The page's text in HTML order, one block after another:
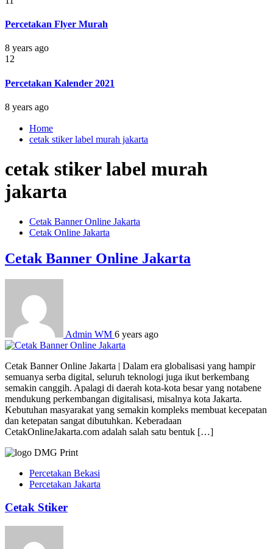
Percetakan Flyer Murah
8 years ago
12
Percetakan Kalender 2021
8 years ago
Home
cetak stiker label murah jakarta
cetak stiker label murah
jakarta
Cetak Banner Online Jakarta
Cetak Online Jakarta
Cetak Banner Online Jakarta
Admin WM 6 years ago
Cetak Banner Online Jakarta | Dalam era globalisasi yang hampir
semuanya serba digital, seluruh teknologi juga ikut berkembang
semakin canggih. Apalagi di daerah kota-kota besar yang notabene
mendukung perkembangan digitalisasi, misalnya kota Jakarta.
Kebutuhan masyarakat yang semakin kompleks membuat kecepatan
dan ketepatan sangat dibutuhkan. Keberadaan
CetakOnlineJakarta.com adalah salah satu bentuk […]
Percetakan Bekasi
Percetakan Jakarta
Cetak Stiker